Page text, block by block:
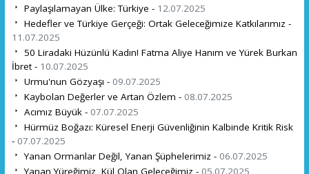
Paylaşılamayan Ülke: Türkiye - 12.07.2025
Hedefler ve Türkiye Gerçeği: Ortak Geleceğimize Katkılarımız -
11.07.2025
50 Liradaki Hüzünlü Kadın! Fatma Aliye Hanım ve Yürek Burkan
İbret - 10.07.2025
Urmu'nun Gözyaşı - 09.07.2025
Kaybolan Değerler ve Artan Özlem - 08.07.2025
Acımız Büyük - 07.07.2025
Hürmüz Boğazı: Küresel Enerji Güvenliğinin Kalbinde Kritik Risk
- 07.07.2025
Yanan Ormanlar Değil, Yanan Şüphelerimiz - 06.07.2025
Yanan Yüreğimiz, Kül Olan Geleceğimiz - 05.07.2025